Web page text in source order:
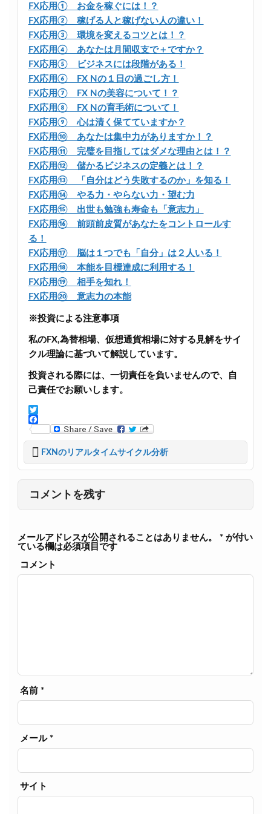
FX応用① お金を稼ぐには！？
FX応用② 稼げる人と稼げない人の違い！
FX応用③ 環境を変えるコツとは！？
FX応用④ あなたは月間収支で＋ですか？
FX応用⑤ ビジネスには段階がある！
FX応用⑥ FX Nの１日の過ごし方！
FX応用⑦ FX Nの美容について！？
FX応用⑧ FX Nの育毛術について！
FX応用⑨ 心は清く保てていますか？
FX応用⑩ あなたは集中力がありますか！？
FX応用⑪ 完璧を目指してはダメな理由とは！？
FX応用⑫ 儲かるビジネスの定義とは！？
FX応用⑬ 「自分はどう失敗するのか」を知る！
FX応用⑭ やる力・やらない力・望む力
FX応用⑮ 出世も勉強も寿命も「意志力」
FX応用⑯ 前頭前皮質があなたをコントロールす
る！
FX応用⑰ 脳は１つでも「自分」は２人いる！
FX応用⑱ 本能を目標達成に利用する！
FX応用⑲ 相手を知れ！
FX応用⑳ 意志力の本能
※投資による注意事項
私のFX,為替相場、仮想通貨相場に対する見解をサイ
クル理論に基づいて解説しています。
投資される際には、一切責任を負いませんので、自
己責任でお願いします。
T
w
F
c
e
k
FXNのリアルタイムサイクル分析
コメントを残す
メールアドレスが公開されることはありません。 *が付い
ている欄は必須項目です
コメント
名前 *
メール *
サイト